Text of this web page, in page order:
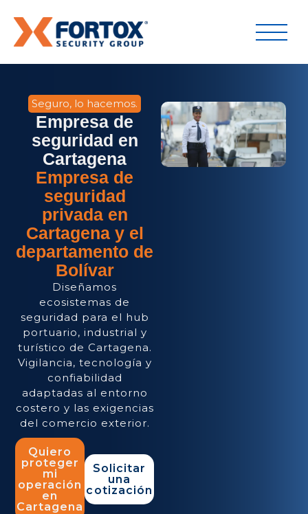
Seguro, lo hacemos.
Empresa de
seguridad en
Cartagena
Empresa de
seguridad
privada en
Cartagena y el
departamento de
Bolívar
Diseñamos
ecosistemas de
seguridad para el hub
portuario, industrial y
turístico de Cartagena.
Vigilancia, tecnología y
confiabilidad
adaptadas al entorno
costero y las exigencias
del comercio exterior.
Quiero
proteger
mi
operación
en
Cartagena
Solicitar
una
cotización